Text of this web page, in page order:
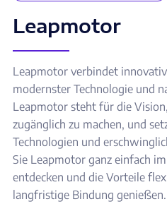
Leapmotor
Leapmotor verbindet
modernster Technologie und
Leapmotor steht für die
zugänglich zu machen, und
Technologien und
Sie Leapmotor ganz einfach
entdecken und die Vorteile
langfristige Bindung genießen.